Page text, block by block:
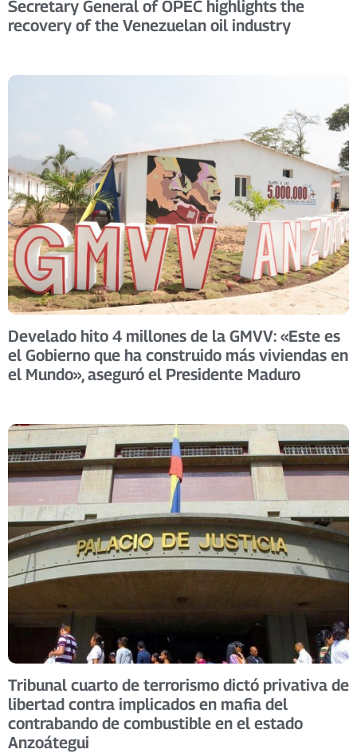
Secretary General of OPEC highlights the
recovery of the Venezuelan oil industry
Develado hito 4 millones de la GMVV: «Este es
el Gobierno que ha construido más viviendas en
el Mundo», aseguró el Presidente Maduro
Tribunal cuarto de terrorismo dictó privativa de
libertad contra implicados en mafia del
contrabando de combustible en el estado
Anzoátegui